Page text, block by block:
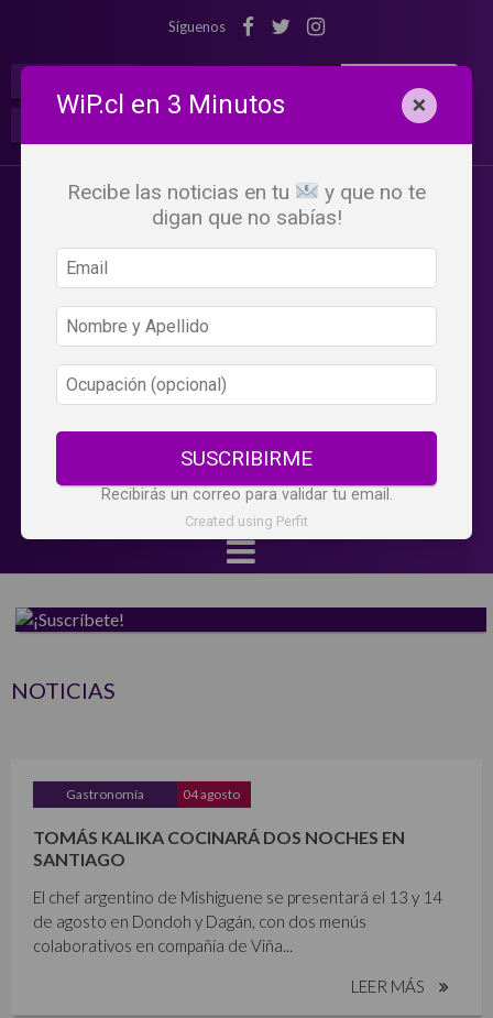
Síguenos
NOTICIAS
Gastronomía 04 agosto
TOMÁS KALIKA COCINARÁ DOS NOCHES EN
SANTIAGO
El chef argentino de Mishiguene se presentará el 13 y 14
de agosto en Dondoh y Dagán, con dos menús
colaborativos en compañía de Viña...
LEER MÁS
WiP.cl en 3 Minutos ×
Recibe las noticias en tu
y que no te
digan que no sabías!
SUSCRIBIRME
Recibirás un correo para validar tu email.
Created using Perfit